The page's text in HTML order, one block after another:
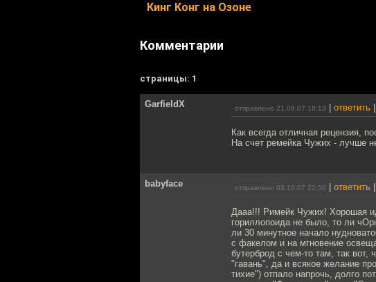
Кинг Конг на Озоне
Комментарии
cтраницы: 1
GarfieldX отправлено 21.09.07 18:13 ответить
Как всегда отличная рецензия,
На счет ремейка Чужих - лучше
babyface отправлено 03.10.07 22:50 ответить
Дааа!!! Римейк Чужих! Хорошая
гориллопоида не было, то ли
ли 30 минутное начало
с факелом и на мгновение
бутерброд с чем-то там, так вот,
"гавань", да и всякое желание
тихие") отпало напрочь, долго